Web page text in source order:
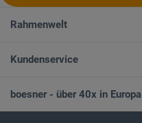
Rahmenwelt
Kundenservice
boesner - über 40x in Europa